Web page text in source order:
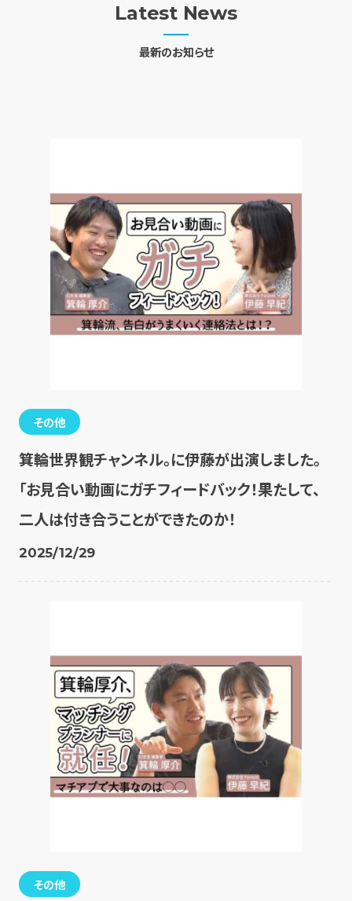
Latest News
最新のお知らせ
その他
箕輪世界観チャンネル。に伊藤が出演しました。
「お見合い動画にガチフィードバック！果たして、
二人は付き合うことができたのか！
2025/12/29
その他